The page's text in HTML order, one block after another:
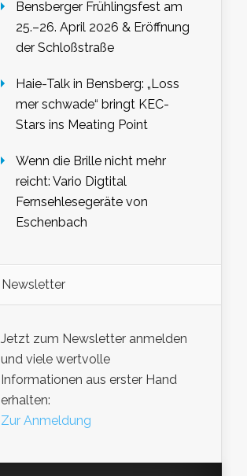
Bensberger Frühlingsfest am
25.–26. April 2026 & Eröffnung
der Schloßstraße
Haie-Talk in Bensberg: „Loss
mer schwade“ bringt KEC-
Stars ins Meating Point
Wenn die Brille nicht mehr
reicht: Vario Digtital
Fernsehlesegeräte von
Eschenbach
Newsletter
Jetzt zum Newsletter anmelden
und viele wertvolle
Informationen aus erster Hand
erhalten:
Zur Anmeldung